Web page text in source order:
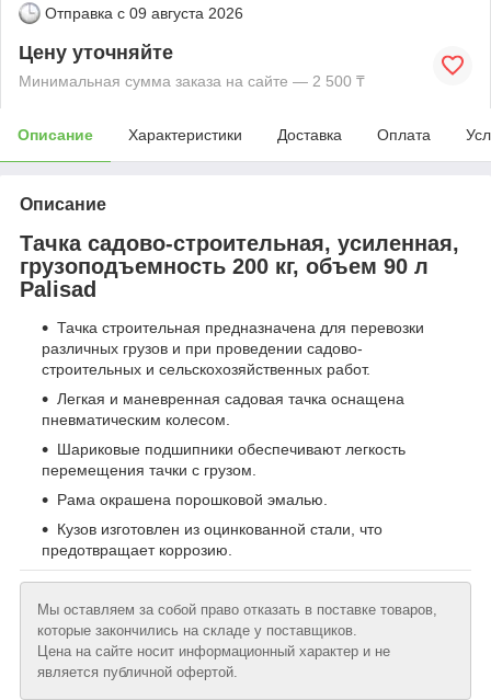
Отправка с 09 августа 2026
Цену уточняйте
Минимальная сумма заказа на сайте — 2 500 ₸
Описание Характеристики Доставка Оплата
Описание
Тачка садово-строительная, усиленная,
грузоподъемность 200 кг, объем 90 л
Palisad
Тачка строительная предназначена для перевозки
различных грузов и при проведении садово-
строительных и сельскохозяйственных работ.
Легкая и маневренная садовая тачка оснащена
пневматическим колесом.
Шариковые подшипники обеспечивают легкость
перемещения тачки с грузом.
Рама окрашена порошковой эмалью.
Кузов изготовлен из оцинкованной стали, что
предотвращает коррозию.
Мы оставляем за собой право отказать в поставке товаров,
которые закончились на складе у поставщиков.
Цена на сайте носит информационный характер и не
является публичной офертой.